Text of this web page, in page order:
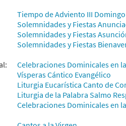
Evangelico: Canto de Maria
Spanish Missal Accompaniment Books
30105927 DIGITAL
1: Canto de María [Letra y Acordes
Tiempo de Adviento III
Solemnidades y Fiestas
Solemnidades y Fiestas
Solemnidades y Fiestas
Celebraciones Dominicales en
Vísperas Cántico Evangélico
Liturgia Eucarística Canto de
Liturgia de la Palabra Salmo
Celebraciones Dominicales en